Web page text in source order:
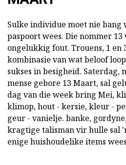
Sulke individue moet nie bang
paspoort wees. Die nommer 13
ongelukkig fout. Trouens, 1 en
kombinasie van wat beloof
sukses in besigheid. Saterdag,
mense gebore 13 Maart, sal
dag van die week bring Mei,
klimop, hout - kersie, kleur -
geur - vanielje. banke,
kragtige talisman vir hulle sal
enige huishoudelike items